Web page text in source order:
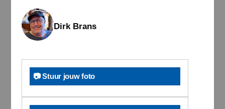
Dirk Brans
📷 Stuur jouw foto